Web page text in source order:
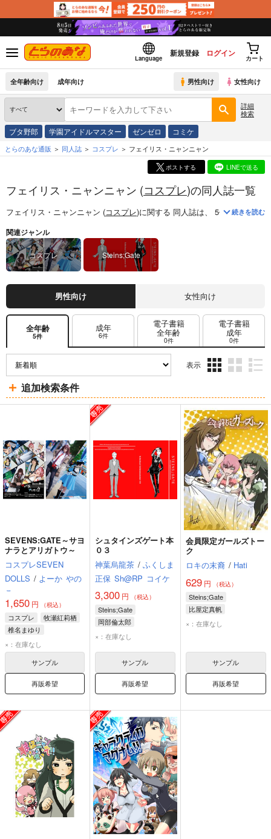
Language
新規登録 ログイン
カート
全年齢向け 成年向け 男性向け 女性向け
詳細
検索
ブタ野郎 学園アイドルマスター ゼンゼロ コミケ
とらのあな通販 同人誌 コスプレ フェイリス・ニャンニャン
ポストする LINEで送る
フェイリス・ニャンニャン (コスプレ)の同人誌一覧
フェイリス・ニャンニャン (コスプレ)に関する 同人誌は、 5件お取り扱い
続きを読む
関連ジャンル
コスプレ Steins;Gate
男性向け 女性向け
全年齢
5件
成年
6件
電子書籍
全年齢
0件
電子書籍
成年
0件
表示
ム
表
示
ム
表
示
ム
表
追加検索条件
SEVENS:GATE～サヨ
ナラとアリガトウ～
コスプレSEVEN
DOLLS / よーか やの
こ
1,650 円 （税込）
コスプレ
牧瀬紅莉栖
椎名まゆり
×：在庫なし
サンプル
再販希望
シュタインズゲート本
０３
神葉烏龍茶 / ふくしま
正保 Sh@RP コイケ
3,300 円 （税込）
Steins;Gate
岡部倫太郎
椎名まゆり
×：在庫なし
サンプル
再販希望
会員限定ガールズトー
ク
ロキの末裔 / Hati
629円 （税込）
Steins;Gate
比屋定真帆
×：在庫なし
サンプル
再販希望